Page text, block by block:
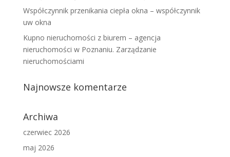
Współczynnik przenikania ciepła okna – współczynnik
uw okna
Kupno nieruchomości z biurem – agencja
nieruchomości w Poznaniu. Zarządzanie
nieruchomościami
Najnowsze komentarze
Archiwa
czerwiec 2026
maj 2026